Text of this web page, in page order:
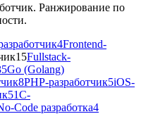
Ранжирование по
4Frontend-
15Fullstack-
Go (Golang)
8PHP-разработчик5iOS-
51С-
Code разработка4